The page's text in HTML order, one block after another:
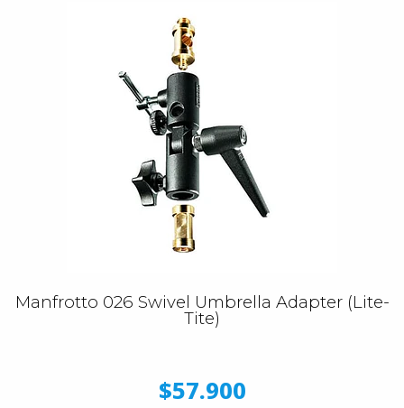
Manfrotto 026 Swivel Umbrella Adapter (Lite-
Tite)
$57.900